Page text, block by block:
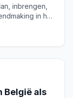
inbrengen,
in het
België als